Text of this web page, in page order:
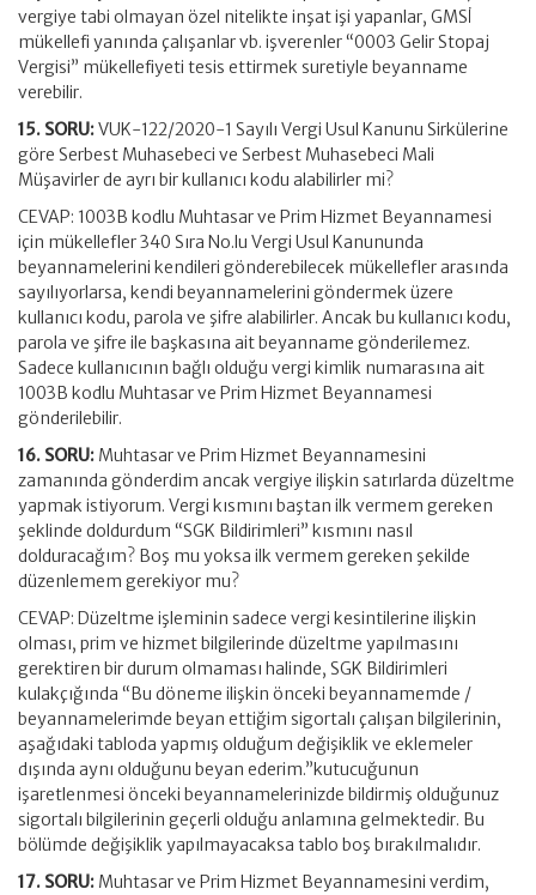
vergiye tabi olmayan özel nitelikte inşat işi yapanlar, GMSİ
mükellefi yanında çalışanlar vb. işverenler “0003 Gelir Stopaj
Vergisi” mükellefiyeti tesis ettirmek suretiyle beyanname
verebilir.
15. SORU:VUK-122/2020-1 Sayılı Vergi Usul Kanunu Sirkülerine
göre Serbest Muhasebeci ve Serbest Muhasebeci Mali
Müşavirler de ayrı bir kullanıcı kodu alabilirler mi?
CEVAP: 1003B kodlu Muhtasar ve Prim Hizmet Beyannamesi
için mükellefler 340 Sıra No.lu Vergi Usul Kanununda
beyannamelerini kendileri gönderebilecek mükellefler arasında
sayılıyorlarsa, kendi beyannamelerini göndermek üzere
kullanıcı kodu, parola ve şifre alabilirler. Ancak bu kullanıcı kodu,
parola ve şifre ile başkasına ait beyanname gönderilemez.
Sadece kullanıcının bağlı olduğu vergi kimlik numarasına ait
1003B kodlu Muhtasar ve Prim Hizmet Beyannamesi
gönderilebilir.
16. SORU: Muhtasar ve Prim Hizmet Beyannamesini
zamanında gönderdim ancak vergiye ilişkin satırlarda düzeltme
yapmak istiyorum. Vergi kısmını baştan ilk vermem gereken
şeklinde doldurdum “SGK Bildirimleri” kısmını nasıl
dolduracağım? Boş mu yoksa ilk vermem gereken şekilde
düzenlemem gerekiyor mu?
CEVAP: Düzeltme işleminin sadece vergi kesintilerine ilişkin
olması, prim ve hizmet bilgilerinde düzeltme yapılmasını
gerektiren bir durum olmaması halinde, SGK Bildirimleri
kulakçığında “Bu döneme ilişkin önceki beyannamemde /
beyannamelerimde beyan ettiğim sigortalı çalışan bilgilerinin,
aşağıdaki tabloda yapmış olduğum değişiklik ve eklemeler
dışında aynı olduğunu beyan ederim.”kutucuğunun
işaretlenmesi önceki beyannamelerinizde bildirmiş olduğunuz
sigortalı bilgilerinin geçerli olduğu anlamına gelmektedir. Bu
bölümde değişiklik yapılmayacaksa tablo boş bırakılmalıdır.
17. SORU: Muhtasar ve Prim Hizmet Beyannamesini verdim,